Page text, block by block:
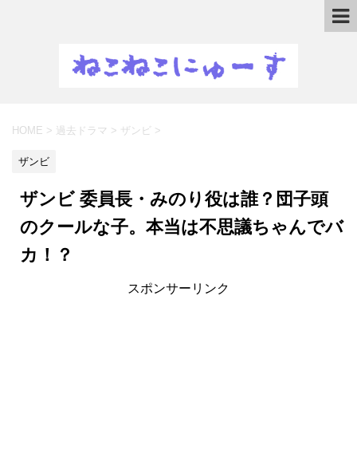
HOME > 過去ドラマ > ザンビ >
ザンビ
ザンビ 委員長・みのり役は誰？団子頭
のクールな子。本当は不思議ちゃんでバ
カ！？
スポンサーリンク